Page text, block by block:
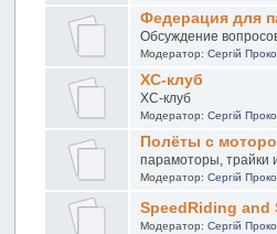
Федерация для
Обсуждение
Модератор:Сергій
XC-клуб
XC-клуб
Модератор:Сергій
Полёты с
парамоторы, трайки
Модератор:Сергій
SpeedRiding and
Модератор:Сергій